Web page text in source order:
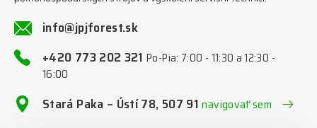
info@jpjforest.sk
+420 773 202 321Po-Pia: 7:00 - 11:30 a 12:30 -
16:00
Stará Paka – Ústí 78, 507 91navigovať sem